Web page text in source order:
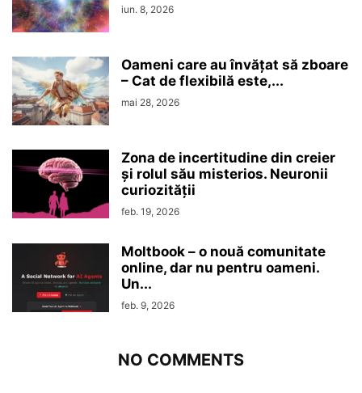
iun. 8, 2026
Oameni care au învățat să zboare
– Cat de flexibilă este,...
mai 28, 2026
Zona de incertitudine din creier
şi rolul său misterios. Neuronii
curiozităţii
feb. 19, 2026
Moltbook – o nouă comunitate
online, dar nu pentru oameni.
Un...
feb. 9, 2026
NO COMMENTS